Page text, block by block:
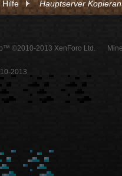
Hilfe Hauptserver
©2010-2013 XenForo Ltd.
2013